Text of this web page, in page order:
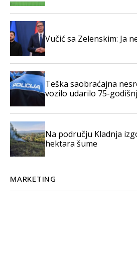
Vučić sa Zelenskim: Ja
Teška saobraćajna
vozilo udarilo 75-
Na području Kladnja
hektara šume
MARKETING